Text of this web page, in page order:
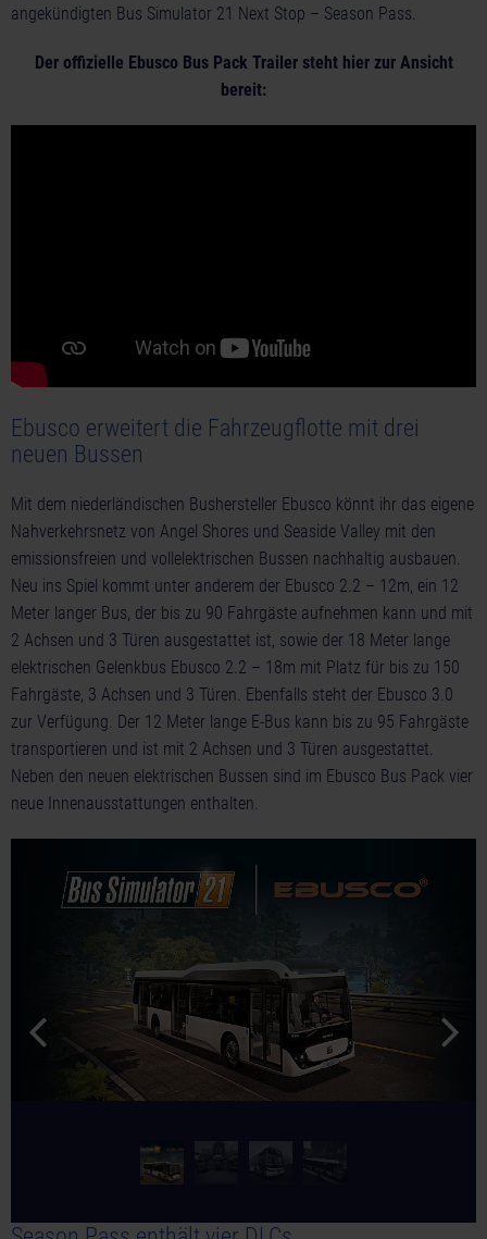
angekündigten Bus Simulator 21 Next Stop – Season Pass.
Der offizielle Ebusco Bus Pack Trailer steht hier zur Ansicht
bereit:
Ebusco erweitert die Fahrzeugflotte mit drei
neuen Bussen
Mit dem niederländischen Bushersteller Ebusco könnt ihr das eigene
Nahverkehrsnetz von Angel Shores und Seaside Valley mit den
emissionsfreien und vollelektrischen Bussen nachhaltig ausbauen.
Neu ins Spiel kommt unter anderem der Ebusco 2.2 – 12m, ein 12
Meter langer Bus, der bis zu 90 Fahrgäste aufnehmen kann und mit
2 Achsen und 3 Türen ausgestattet ist, sowie der 18 Meter lange
elektrischen Gelenkbus Ebusco 2.2 – 18m mit Platz für bis zu 150
Fahrgäste, 3 Achsen und 3 Türen. Ebenfalls steht der Ebusco 3.0
zur Verfügung. Der 12 Meter lange E-Bus kann bis zu 95 Fahrgäste
transportieren und ist mit 2 Achsen und 3 Türen ausgestattet.
Neben den neuen elektrischen Bussen sind im Ebusco Bus Pack vier
neue Innenausstattungen enthalten.